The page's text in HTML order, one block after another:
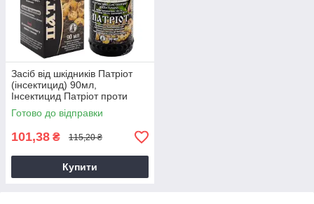
Засіб від шкідників Патріот
(інсектицид) 90мл,
Інсектицид Патріот проти
колорадського жука
Готово до відправки
101,38 ₴ 115,20 ₴
Купити